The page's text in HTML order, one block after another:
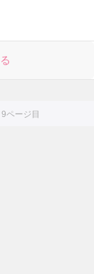
ページ目